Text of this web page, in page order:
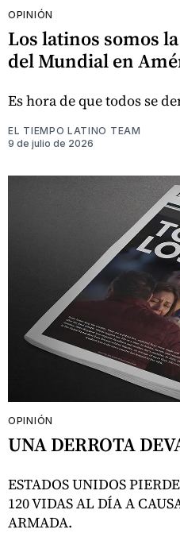
OPINIÓN
Los latinos somos
del Mundial en
Es hora de que todos se
EL TIEMPO LATINO TEAM
9 de julio de 2026
OPINIÓN
UNA DERROTA
ESTADOS UNIDOS
120 VIDAS AL DÍA A
ARMADA.